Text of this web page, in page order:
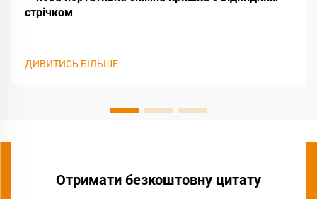
стрічком
ДИВИТИСЬ БІЛЬШЕ
Отримати безкоштовну цитату